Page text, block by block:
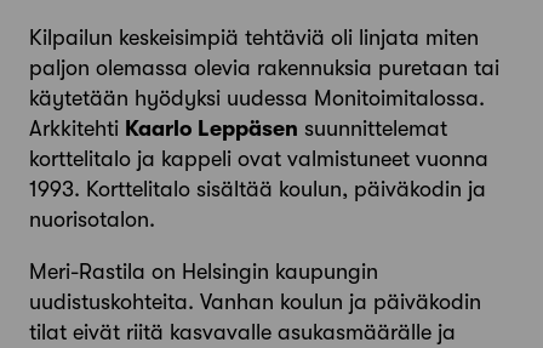
Kilpailun keskeisimpiä tehtäviä oli linjata miten
paljon olemassa olevia rakennuksia puretaan tai
käytetään hyödyksi uudessa Monitoimitalossa.
Arkkitehti Kaarlo Leppäsen suunnittelemat
korttelitalo ja kappeli ovat valmistuneet vuonna
1993. Korttelitalo sisältää koulun, päiväkodin ja
nuorisotalon.
Meri-Rastila on Helsingin kaupungin
uudistuskohteita. Vanhan koulun ja päiväkodin
tilat eivät riitä kasvavalle asukasmäärälle ja